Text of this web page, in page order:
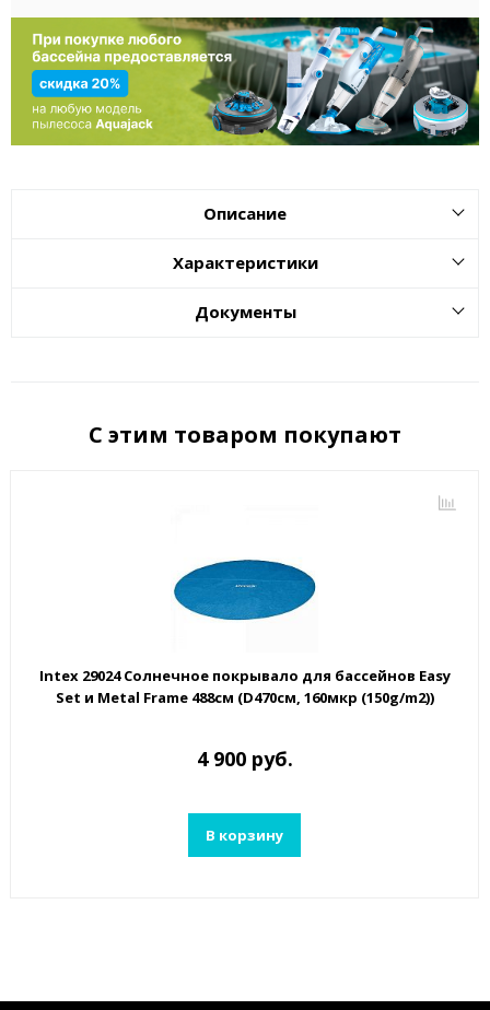
Описание
Характеристики
Документы
С этим товаром покупают
Intex 29024 Солнечное покрывало для бассейнов Easy
Set и Metal Frame 488см (D470см, 160мкр (150g/m2))
4 900 руб.
В корзину